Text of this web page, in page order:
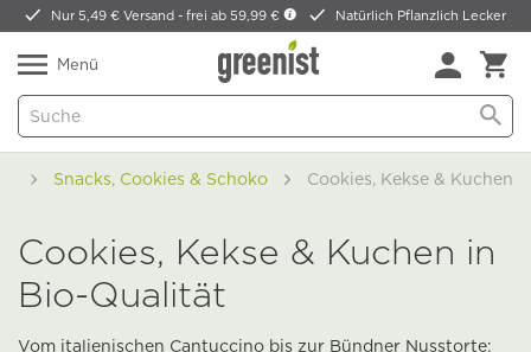
Nur 5,49 € Versand -frei ab 59,99 € Natürlich Pflanzlich Lecker
Menü
Snacks, Cookies & Schoko Cookies, Kekse & Kuchen
Cookies, Kekse & Kuchen in
Bio-Qualität
Vom italienischen Cantuccino bis zur Bündner Nusstorte: